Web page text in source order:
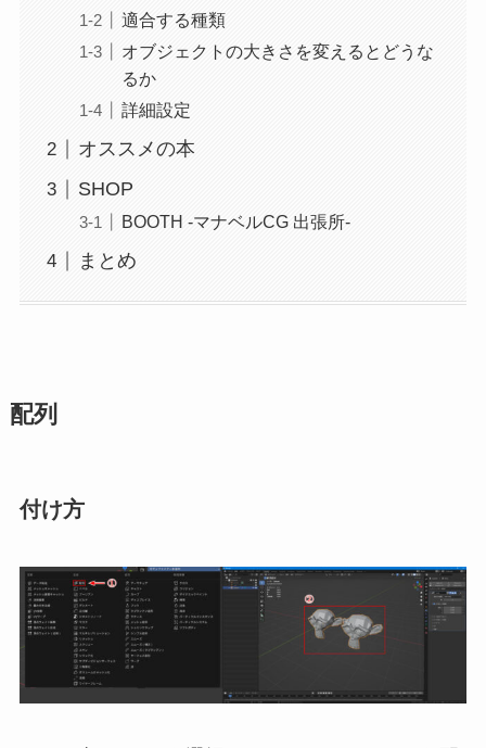
適合する種類
オブジェクトの大きさを変えるとどうな
るか
詳細設定
オススメの本
SHOP
BOOTH -マナベルCG 出張所-
まとめ
配列
付け方